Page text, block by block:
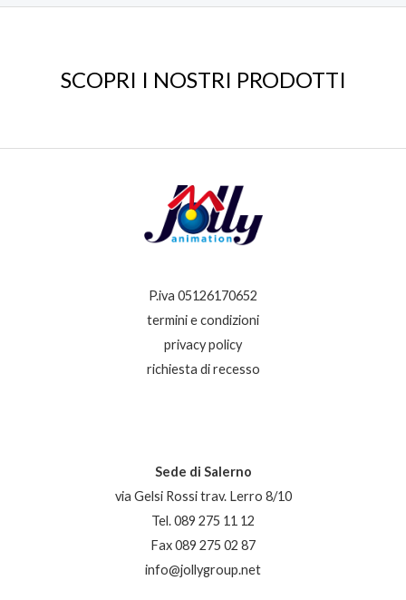
SCOPRI I NOSTRI PRODOTTI
P.iva 05126170652
termini e condizioni
privacy policy
richiesta di recesso
Sede di Salerno
via Gelsi Rossi trav. Lerro 8/10
Tel. 089 275 11 12
Fax 089 275 02 87
info@jollygroup.net